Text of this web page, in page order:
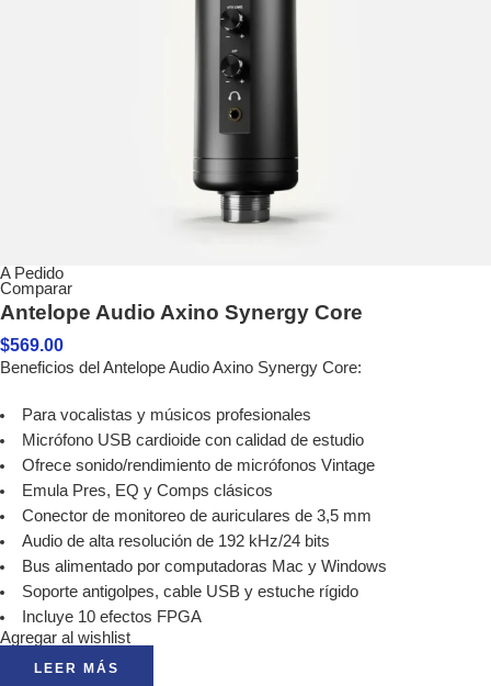
A Pedido
Comparar
Antelope Audio Axino Synergy Core
$569.00
Beneficios del Antelope Audio Axino Synergy Core:
Para vocalistas y músicos profesionales
Micrófono USB cardioide con calidad de estudio
Ofrece sonido/rendimiento de micrófonos Vintage
Emula Pres, EQ y Comps clásicos
Conector de monitoreo de auriculares de 3,5 mm
Audio de alta resolución de 192 kHz/24 bits
Bus alimentado por computadoras Mac y Windows
Soporte antigolpes, cable USB y estuche rígido
Incluye 10 efectos FPGA
Agregar al wishlist
LEER MÁS